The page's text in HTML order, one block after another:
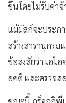
ขึ้นโดยไม่รับค่า
แม้มัสก์จะประก
สร้างสารานุกร
ข้อสงสัยว่า เอไ
อคติ และตรวจส